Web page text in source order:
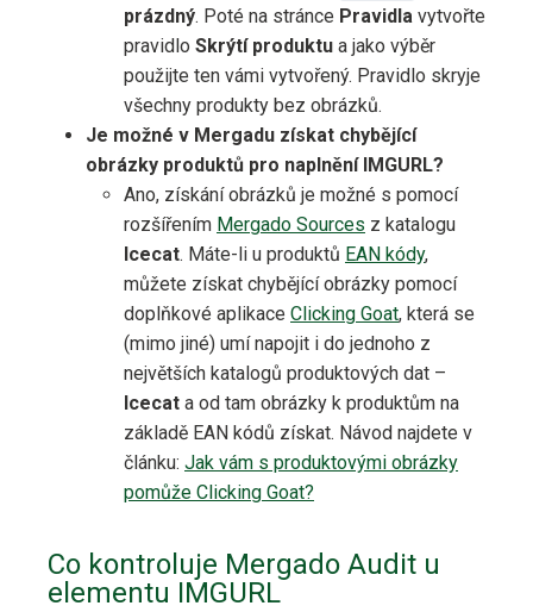
prázdný. Poté na stránce Pravidla vytvořte
pravidlo Skrýtí produktu a jako výběr
použijte ten vámi vytvořený. Pravidlo skryje
všechny produkty bez obrázků.
Je možné v Mergadu získat chybějící
obrázky produktů pro naplnění IMGURL?
Ano, získání obrázků je možné s pomocí
rozšířením Mergado Sources z katalogu
Icecat. Máte-li u produktů EAN kódy,
můžete získat chybějící obrázky pomocí
doplňkové aplikace Clicking Goat, která se
(mimo jiné) umí napojit i do jednoho z
největších katalogů produktových dat –
Icecat a od tam obrázky k produktům na
základě EAN kódů získat. Návod najdete v
článku: Jak vám s produktovými obrázky
pomůže Clicking Goat?
Co kontroluje Mergado Audit u
elementu IMGURL